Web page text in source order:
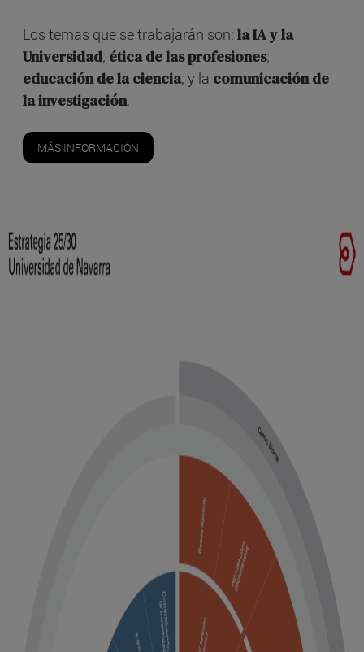
Los temas que se trabajarán son:la IA y la
Universidad; ética de las profesiones;
educación de la ciencia; y la comunicación de
la investigación.
MÁS INFORMACIÓN